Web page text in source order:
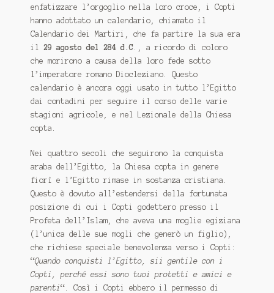
enfatizzare l’orgoglio nella loro croce, i Copti
hanno adottato un calendario, chiamato il
Calendario dei Martiri, che fa partire la sua era
il 29 agosto del 284 d.C ., a ricordo di coloro
che morirono a causa della loro fede sotto
l’imperatore romano Diocleziano. Questo
calendario è ancora oggi usato in tutto l’Egitto
dai contadini per seguire il corso delle varie
stagioni agricole, e nel Lezionale della Chiesa
copta.
Nei quattro secoli che seguirono la conquista
araba dell’Egitto, la Chiesa copta in genere
fiorì e l’Egitto rimase in sostanza cristiana.
Questo è dovuto all’estendersi della fortunata
posizione di cui i Copti godettero presso il
Profeta dell’Islam, che aveva una moglie egiziana
(l’unica delle sue mogli che generò un figlio),
che richiese speciale benevolenza verso i Copti:
“Quando conquisti l’Egitto, sii gentile con i
Copti, perché essi sono tuoi protetti e amici e
parenti “. Così i Copti ebbero il permesso di